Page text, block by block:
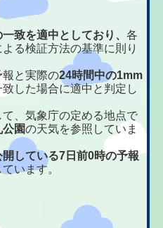
致を適中としており、各
る検証方法の基準に則り
と実際の24時間中の1mm
致した場合に適中と判定し
、気象庁の定める地点で
公園の天気を参照していま
開している7日前0時の予報
います。